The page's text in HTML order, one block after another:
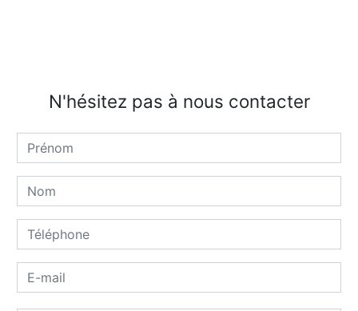
N'hésitez pas à nous contacter